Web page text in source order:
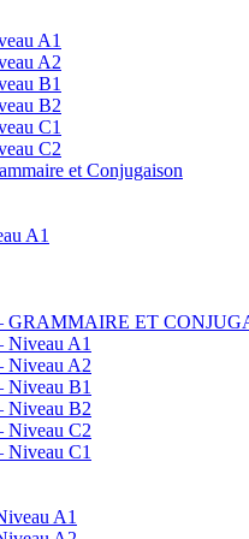
A1
A2
B1
B2
C1
C2
et Conjugaison
A1
GRAMMAIRE ET
Niveau A1
Niveau A2
Niveau B1
Niveau B2
Niveau C2
Niveau C1
A1